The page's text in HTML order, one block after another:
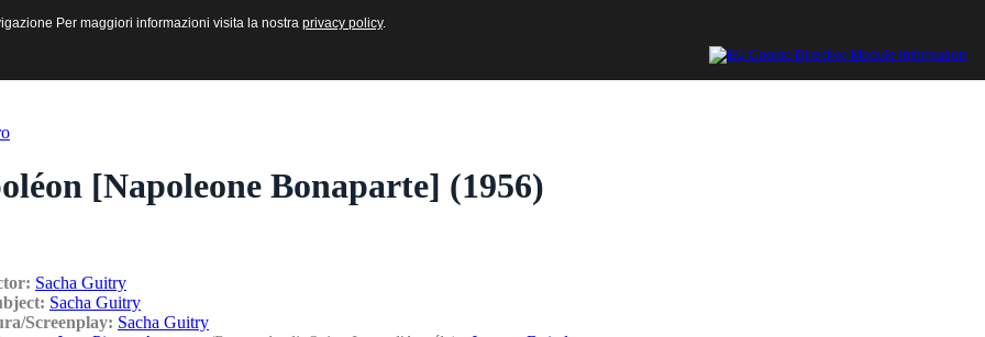
e Multimediali
[Napoleone Bonaparte] (1956)
Sacha Guitry
Sacha Guitry
Screenplay: Sacha Guitry
Per maggiori informazioni visita la nostra privacy policy.
Per maggiori informazioni visita la nostra privacy policy.